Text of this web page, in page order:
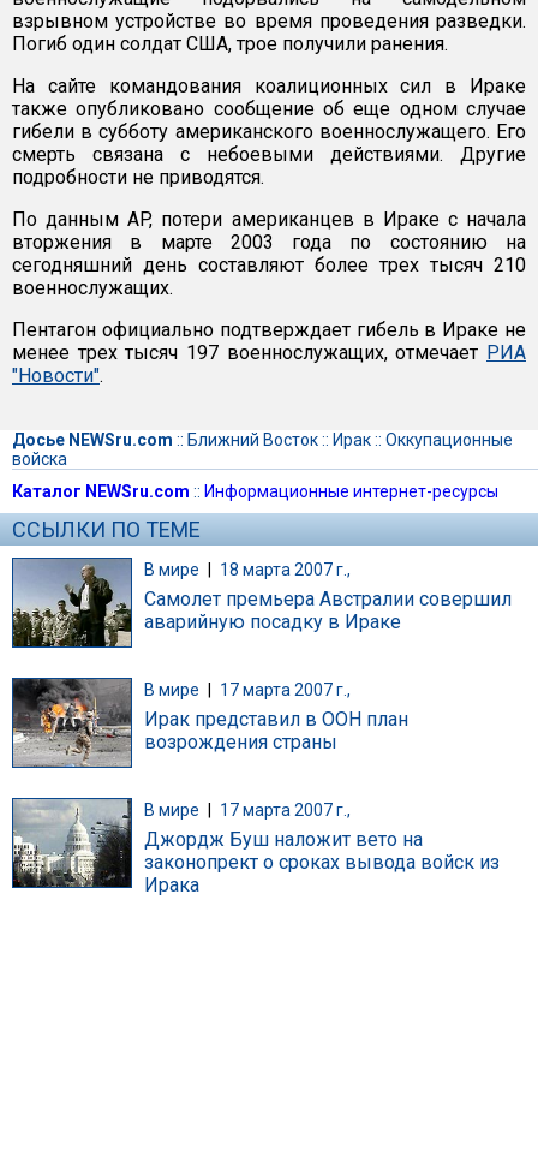
взрывном устройстве во время проведения разведки.
Погиб один солдат США, трое получили ранения.
На сайте командования коалиционных сил в Ираке
также опубликовано сообщение об еще одном случае
гибели в субботу американского военнослужащего. Его
смерть связана с небоевыми действиями. Другие
подробности не приводятся.
По данным AP, потери американцев в Ираке с начала
вторжения в марте 2003 года по состоянию на
сегодняшний день составляют более трех тысяч 210
военнослужащих.
Пентагон официально подтверждает гибель в Ираке не
менее трех тысяч 197 военнослужащих, отмечает РИА
"Новости".
Досье NEWSru.com :: Ближний Восток:: Ирак:: Оккупационные
войска
Каталог NEWSru.com :: Информационные интернет-ресурсы
ССЫЛКИ ПО ТЕМЕ
В мире | 18 марта 2007 г.,
Самолет премьера Австралии совершил
аварийную посадку в Ираке
В мире 17 марта 2007 г.,
Ирак представил в ООН план
возрождения страны
В мире 17 марта 2007 г.,
Джордж Буш наложит вето на
законопрект о сроках вывода войск из
Ирака